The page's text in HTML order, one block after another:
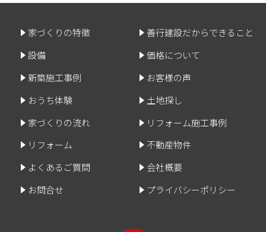
家づくりの特徴
善行建設だからできること
設備
価格について
新築施工事例
お客様の声
おうち体験
土地探し
家づくりの流れ
リフォーム施工事例
リフォーム
不動産物件
よくあるご質問
会社概要
お問合せ
プライバシーポリシー